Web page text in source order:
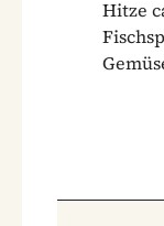
Hitze